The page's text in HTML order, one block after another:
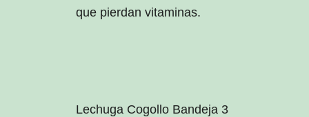
que pierdan vitaminas.
Lechuga Cogollo Bandeja 3